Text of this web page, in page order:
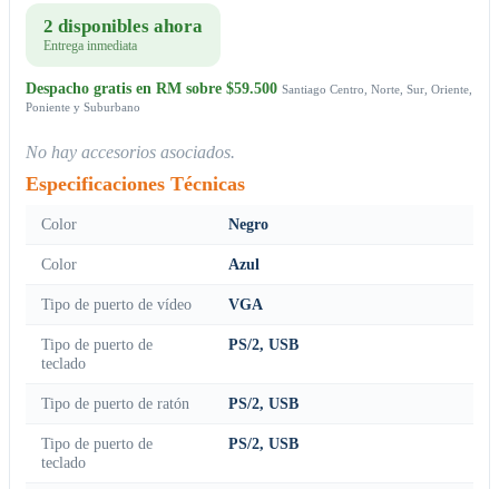
2 disponibles ahora
Entrega inmediata
Despacho gratis en RM sobre $59.500 Santiago Centro, Norte, Sur, Oriente,
Poniente y Suburbano
No hay accesorios asociados.
Especificaciones Técnicas
Color Negro
Color Azul
Tipo de puerto de vídeo VGA
Tipo de puerto de
teclado
PS/2, USB
Tipo de puerto de ratón PS/2, USB
Tipo de puerto de
teclado
PS/2, USB